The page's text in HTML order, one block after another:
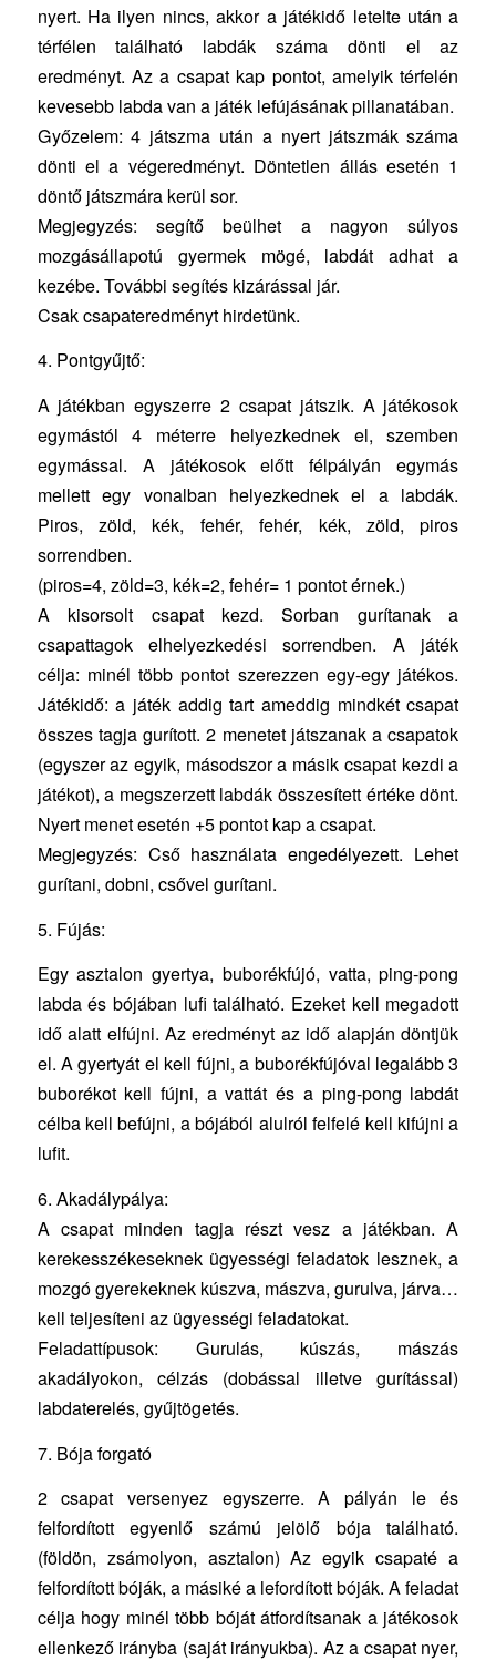
nyert. Ha ilyen nincs, akkor a játékidő letelte után a
térfélen található labdák száma dönti el az
eredményt. Az a csapat kap pontot, amelyik térfelén
kevesebb labda van a játék lefújásának pillanatában.
Győzelem: 4 játszma után a nyert játszmák száma
dönti el a végeredményt. Döntetlen állás esetén 1
döntő játszmára kerül sor.
Megjegyzés: segítő beülhet a nagyon súlyos
mozgásállapotú gyermek mögé, labdát adhat a
kezébe. További segítés kizárással jár.
Csak csapateredményt hirdetünk.
4. Pontgyűjtő:
A játékban egyszerre 2 csapat játszik. A játékosok
egymástól 4 méterre helyezkednek el, szemben
egymással. A játékosok előtt félpályán egymás
mellett egy vonalban helyezkednek el a labdák.
Piros, zöld, kék, fehér, fehér, kék, zöld, piros
sorrendben.
(piros=4, zöld=3, kék=2, fehér= 1 pontot érnek.)
A kisorsolt csapat kezd. Sorban gurítanak a
csapattagok elhelyezkedési sorrendben. A játék
célja: minél több pontot szerezzen egy-egy játékos.
Játékidő: a játék addig tart ameddig mindkét csapat
összes tagja gurított. 2 menetet játszanak a csapatok
(egyszer az egyik, másodszor a másik csapat kezdi a
játékot), a megszerzett labdák összesített értéke dönt.
Nyert menet esetén +5 pontot kap a csapat.
Megjegyzés: Cső használata engedélyezett. Lehet
gurítani, dobni, csővel gurítani.
5. Fújás:
Egy asztalon gyertya, buborékfújó, vatta, ping-pong
labda és bójában lufi található. Ezeket kell megadott
idő alatt elfújni. Az eredményt az idő alapján döntjük
el. A gyertyát el kell fújni, a buborékfújóval legalább 3
buborékot kell fújni, a vattát és a ping-pong labdát
célba kell befújni, a bójából alulról felfelé kell kifújni a
lufit.
6. Akadálypálya:
A csapat minden tagja részt vesz a játékban. A
kerekesszékeseknek ügyességi feladatok lesznek, a
mozgó gyerekeknek kúszva, mászva, gurulva, járva…
kell teljesíteni az ügyességi feladatokat.
Feladattípusok: Gurulás, kúszás, mászás
akadályokon, célzás (dobással illetve gurítással)
labdaterelés, gyűjtögetés.
7. Bója forgató
2 csapat versenyez egyszerre. A pályán le és
felfordított egyenlő számú jelölő bója található.
(földön, zsámolyon, asztalon) Az egyik csapaté a
felfordított bóják, a másiké a lefordított bóják. A feladat
célja hogy minél több bóját átfordítsanak a játékosok
ellenkező irányba (saját irányukba). Az a csapat nyer,